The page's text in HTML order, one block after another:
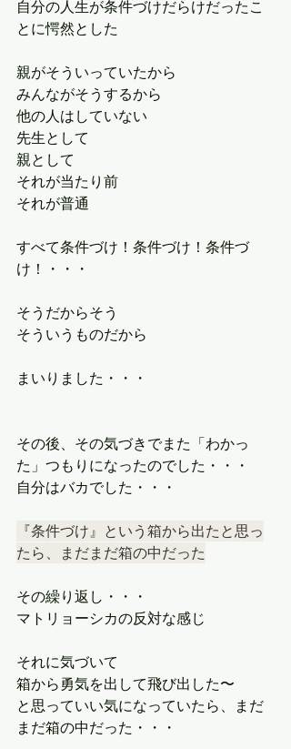
自分の人生が条件づけだらけだったこ
とに愕然とした
親がそういっていたから
みんながそうするから
他の人はしていない
先生として
親として
それが当たり前
それが普通
すべて条件づけ！条件づけ！条件づ
け！・・・
そうだからそう
そういうものだから
まいりました・・・
その後、その気づきでまた「わかっ
た」つもりになったのでした・・・
自分はバカでした・・・
『条件づけ』という箱から出たと思っ
たら、まだまだ箱の中だった
その繰り返し・・・
マトリョーシカの反対な感じ
それに気づいて
箱から勇気を出して飛び出した〜
と思っていい気になっていたら、まだ
まだ箱の中だった・・・